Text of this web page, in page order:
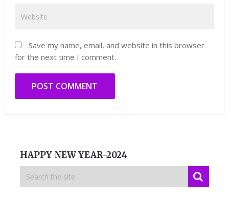
Save my name, email, and website in this browser
for the next time I comment.
HAPPY NEW YEAR-2024